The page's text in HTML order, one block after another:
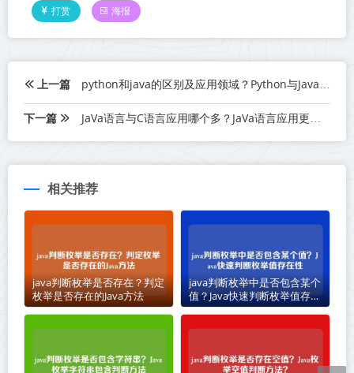
打赏 海报
上一篇 python和java的区别及应用领域？Python与Java差异及应用
下一篇 JaVa语言与C语言应用哪个多？JaVa语言应用更多？
相关推荐
java判断枚举是否存在？判定
枚举是否存在的Java方法
java判断枚举中是否包含某个
值？Java快速判断枚举值存在
性